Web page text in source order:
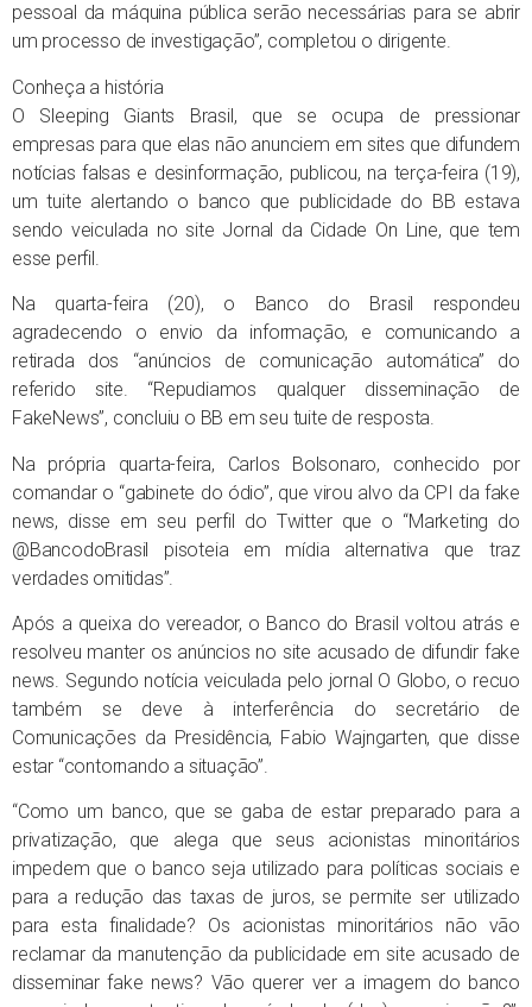
pessoal da máquina pública serão necessárias para se abrir
um processo de investigação”, completou o dirigente.
Conheça a história
O Sleeping Giants Brasil, que se ocupa de pressionar
empresas para que elas não anunciem em sites que difundem
notícias falsas e desinformação, publicou, na terça-feira (19),
um tuite alertando o banco que publicidade do BB estava
sendo veiculada no site Jornal da Cidade On Line, que tem
esse perfil.
Na quarta-feira (20), o Banco do Brasil respondeu
agradecendo o envio da informação, e comunicando a
retirada dos “anúncios de comunicação automática” do
referido site. “Repudiamos qualquer disseminação de
FakeNews”, concluiu o BB em seu tuite de resposta.
Na própria quarta-feira, Carlos Bolsonaro, conhecido por
comandar o “gabinete do ódio”, que virou alvo da CPI da fake
news, disse em seu perfil do Twitter que o “Marketing do
@BancodoBrasil pisoteia em mídia alternativa que traz
verdades omitidas”.
Após a queixa do vereador, o Banco do Brasil voltou atrás e
resolveu manter os anúncios no site acusado de difundir fake
news. Segundo notícia veiculada pelo jornal O Globo, o recuo
também se deve à interferência do secretário de
Comunicações da Presidência, Fabio Wajngarten, que disse
estar “contornando a situação”.
“Como um banco, que se gaba de estar preparado para a
privatização, que alega que seus acionistas minoritários
impedem que o banco seja utilizado para políticas sociais e
para a redução das taxas de juros, se permite ser utilizado
para esta finalidade? Os acionistas minoritários não vão
reclamar da manutenção da publicidade em site acusado de
disseminar fake news? Vão querer ver a imagem do banco